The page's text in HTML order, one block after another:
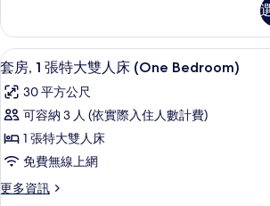
所
有
相
片
詳
情
特
大
雙
人
床,
無
障
礙
客
房,
1
特
大
人
床,
障
顯
示
套
房,
1
張
特
高級寢具、
4
套房, 1 張特大雙人床 (One Bedroom)
30 平方公尺
可容納 3 人 (依實際入住人數計費)
1 張特大雙人床
免費無線上網
更多資訊
更